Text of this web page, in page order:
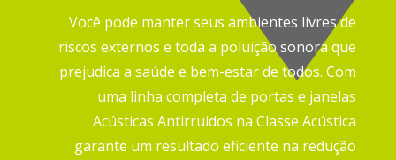
Você pode manter seus ambientes livres de
riscos externos e toda a poluição sonora que
prejudica a saúde e bem-estar de todos.Com
uma linha completa de portas e janelas
Acústicas Antirruidos na Classe Acústica
garante um resultado eficiente na redução